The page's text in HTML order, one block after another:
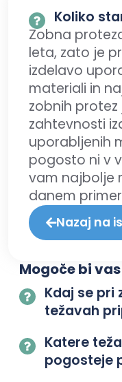
Koliko
Zobna
leta, zato je
izdelavo
materiali in
zobnih
zahtevnosti
uporabljenih
pogosto ni v
vam najbolje
danem
Nazaj na
Mogoče bi
Kdaj se pri
težavah
Katere
pogosteje